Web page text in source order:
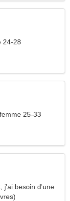
24-28
25-33
j'ai besoin d'une